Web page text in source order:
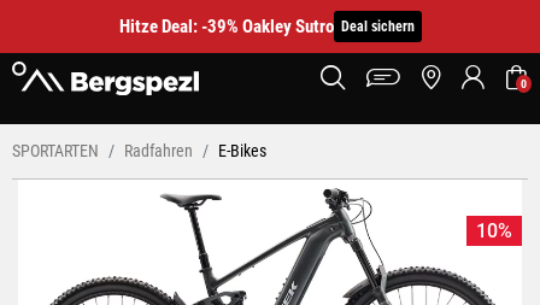
Hitze Deal: -39% Oakley Sutro Deal sichern
0
SPORTARTEN Radfahren E-Bikes
10%